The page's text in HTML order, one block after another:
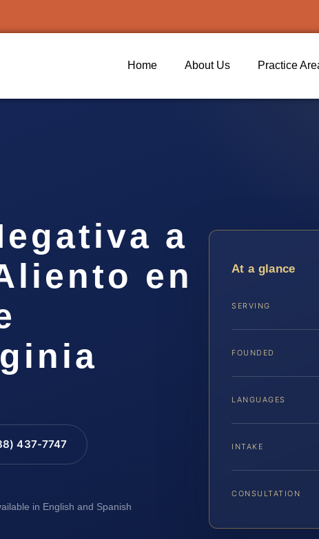
Home About Us Practice
a
en
437-7747
in English and Spanish
At a glance
SERVING
FOUNDED
LANGUAGES
INTAKE
CONSULTATION